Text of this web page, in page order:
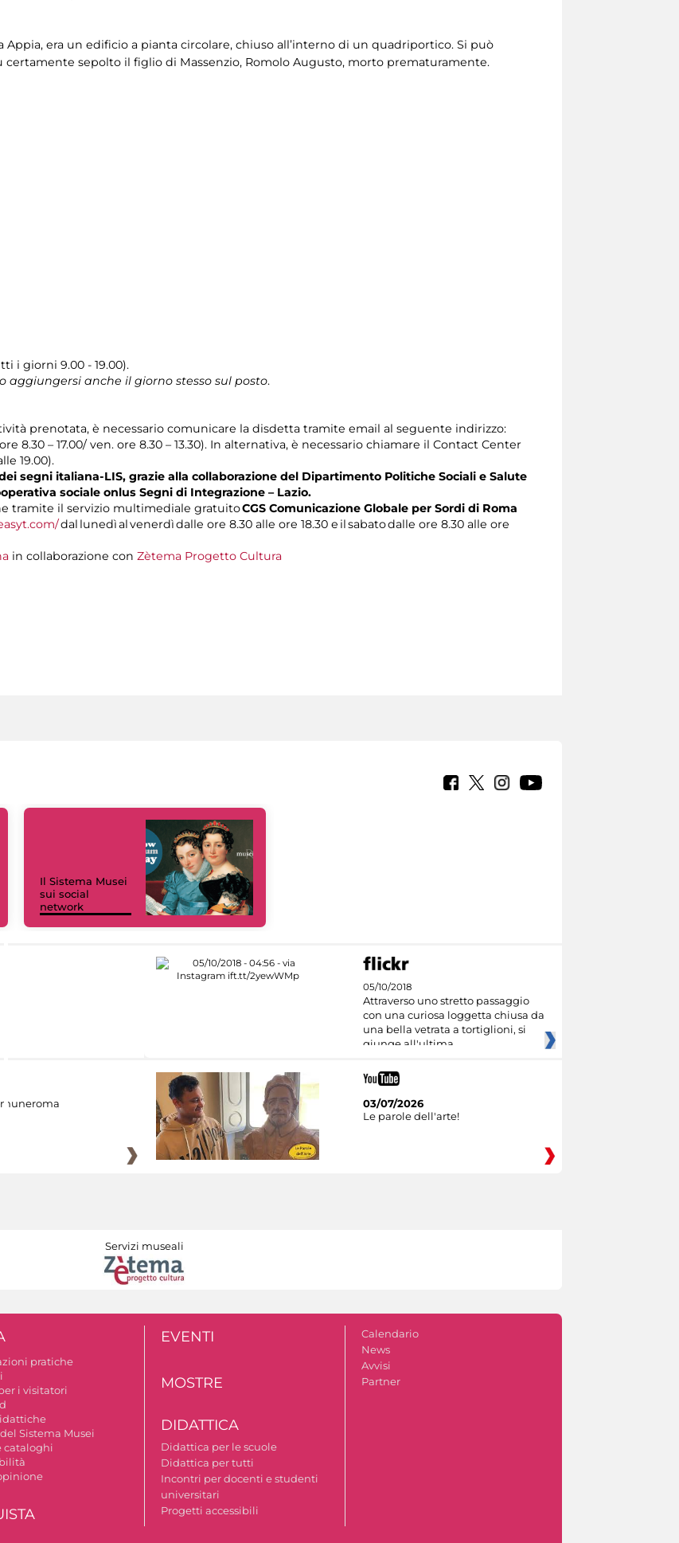
era un edificio a pianta circolare, chiuso all’interno di un quadriportico. Si può
certamente sepolto il figlio di Massenzio, Romolo Augusto, morto prematuramente.
i giorni 9.00 - 19.00).
aggiungersi anche il giorno stesso sul posto.
prenotata, è necessario comunicare la disdetta tramite email al seguente indirizzo:
8.30 – 17.00/ ven. ore 8.30 – 13.30). In alternativa, è necessario chiamare il Contact Center
19.00).
segni italiana-LIS, grazie alla collaborazione del Dipartimento Politiche Sociali e Salute
sociale onlus Segni di Integrazione – Lazio.
tramite il servizio multimediale gratuitoCGS Comunicazione Globale per Sordi di Roma
dal lunedì al venerdì dalle ore 8.30 alle ore 18.30 e il sabato dalle ore 8.30 alle ore
in collaborazione con Zètema Progetto Cultura
Il Sistema Musei
sui social
network
05/10/2018
Attraverso uno stretto passaggio
con una curiosa loggetta chiusa da
una bella vetrata a tortiglioni, si
giunge all'ultima
03/07/2026
Le parole dell'arte!
Servizi museali
pratiche
i visitatori
Sistema Musei
cataloghi
EVENTI
MOSTRE
DIDATTICA
Didattica per le scuole
Didattica per tutti
Incontri per docenti e studenti
universitari
Progetti accessibili
Calendario
News
Avvisi
Partner